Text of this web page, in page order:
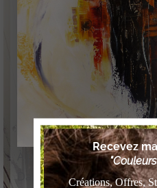
À propos de l’œuvre
Dans le tourbillon du